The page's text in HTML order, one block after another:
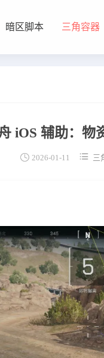
暗区脚本 三角容器
iOS 辅助：物
 2026-01-11  三